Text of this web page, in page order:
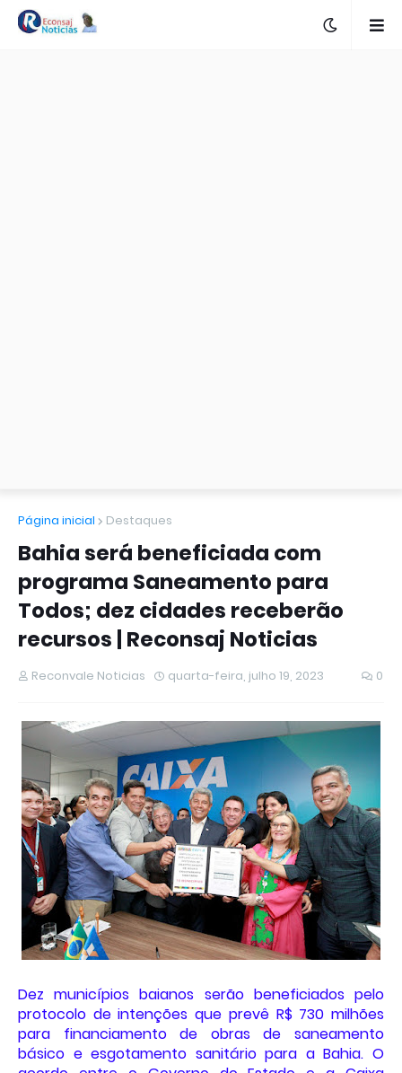
Página inicial Destaques
Bahia será beneficiada com
programa Saneamento para
Todos; dez cidades receberão
recursos | Reconsaj Noticias
Reconvale Noticias quarta-feira, julho 19, 2023 0
Dez municípios baianos serão beneficiados pelo
protocolo de intenções que prevê R$ 730 milhões
para financiamento de obras de saneamento
básico e esgotamento sanitário para a Bahia. O